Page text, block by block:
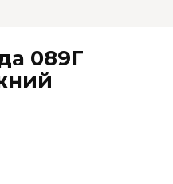
089Г